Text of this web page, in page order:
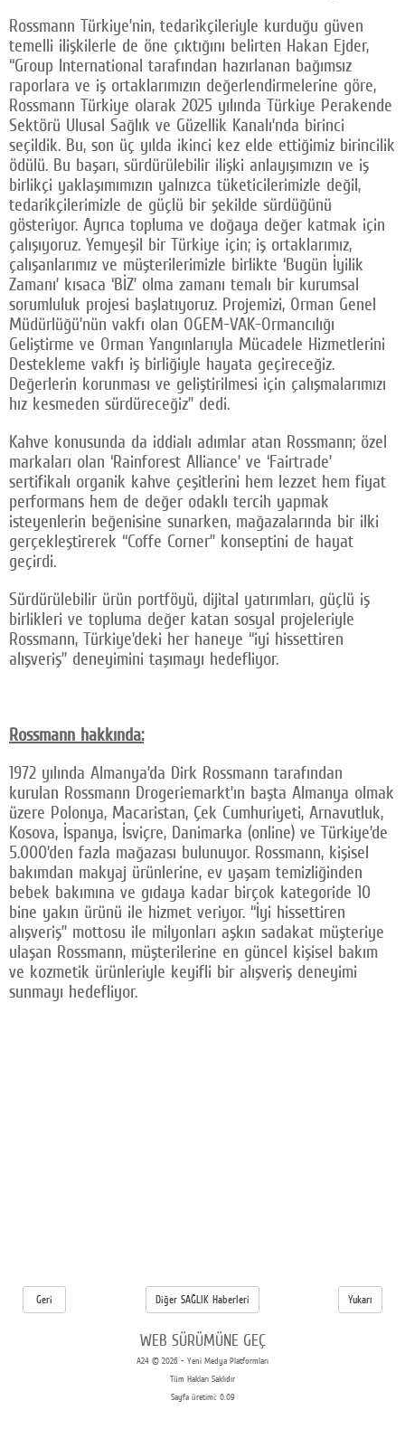
Rossmann Türkiye’nin, tedarikçileriyle kurduğu güven
temelli ilişkilerle de öne çıktığını belirten Hakan Ejder,
“Group International tarafından hazırlanan bağımsız
raporlara ve iş ortaklarımızın değerlendirmelerine göre,
Rossmann Türkiye olarak 2025 yılında Türkiye Perakende
Sektörü Ulusal Sağlık ve Güzellik Kanalı’nda birinci
seçildik. Bu, son üç yılda ikinci kez elde ettiğimiz birincilik
ödülü. Bu başarı, sürdürülebilir ilişki anlayışımızın ve iş
birlikçi yaklaşımımızın yalnızca tüketicilerimizle değil,
tedarikçilerimizle de güçlü bir şekilde sürdüğünü
gösteriyor. Ayrıca topluma ve doğaya değer katmak için
çalışıyoruz. Yemyeşil bir Türkiye için; iş ortaklarımız,
çalışanlarımız ve müşterilerimizle birlikte ‘Bugün İyilik
Zamanı’ kısaca ‘BİZ’ olma zamanı temalı bir kurumsal
sorumluluk projesi başlatıyoruz. Projemizi, Orman Genel
Müdürlüğü’nün vakfı olan OGEM-VAK-Ormancılığı
Geliştirme ve Orman Yangınlarıyla Mücadele Hizmetlerini
Destekleme vakfı iş birliğiyle hayata geçireceğiz.
Değerlerin korunması ve geliştirilmesi için çalışmalarımızı
hız kesmeden sürdüreceğiz” dedi.
Kahve konusunda da iddialı adımlar atan Rossmann; özel
markaları olan ‘Rainforest Alliance’ ve ‘Fairtrade’
sertifikalı organik kahve çeşitlerini hem lezzet hem fiyat
performans hem de değer odaklı tercih yapmak
isteyenlerin beğenisine sunarken, mağazalarında bir ilki
gerçekleştirerek “Coffe Corner” konseptini de hayat
geçirdi.
Sürdürülebilir ürün portföyü, dijital yatırımları, güçlü iş
birlikleri ve topluma değer katan sosyal projeleriyle
Rossmann, Türkiye’deki her haneye “iyi hissettiren
alışveriş” deneyimini taşımayı hedefliyor.
Rossmann hakkında:
1972 yılında Almanya’da Dirk Rossmann tarafından
kurulan Rossmann Drogeriemarkt’ın başta Almanya olmak
üzere Polonya, Macaristan, Çek Cumhuriyeti, Arnavutluk,
Kosova, İspanya, İsviçre, Danimarka (online) ve Türkiye’de
5.000’den fazla mağazası bulunuyor. Rossmann, kişisel
bakımdan makyaj ürünlerine, ev yaşam temizliğinden
bebek bakımına ve gıdaya kadar birçok kategoride 10
bine yakın ürünü ile hizmet veriyor. “İyi hissettiren
alışveriş” mottosu ile milyonları aşkın sadakat müşteriye
ulaşan Rossmann, müşterilerine en güncel kişisel bakım
ve kozmetik ürünleriyle keyifli bir alışveriş deneyimi
sunmayı hedefliyor.
Geri Diğer SAĞLIK Haberleri Yukarı
WEB SÜRÜMÜNE GEÇ
A24 © 2026 - Yeni Medya Platformları
Tüm Hakları Saklıdır
Sayfa üretimi: 0.09